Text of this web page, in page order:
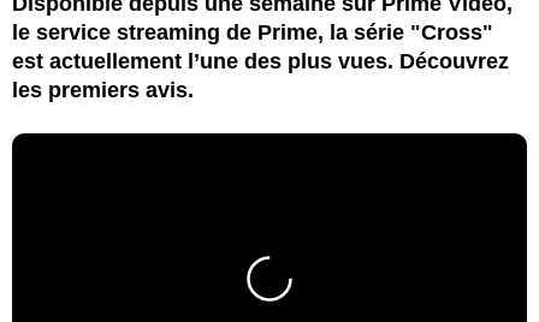
le service streaming de Prime, la série "Cross"
est actuellement l’une des plus vues. Découvrez
les premiers avis.